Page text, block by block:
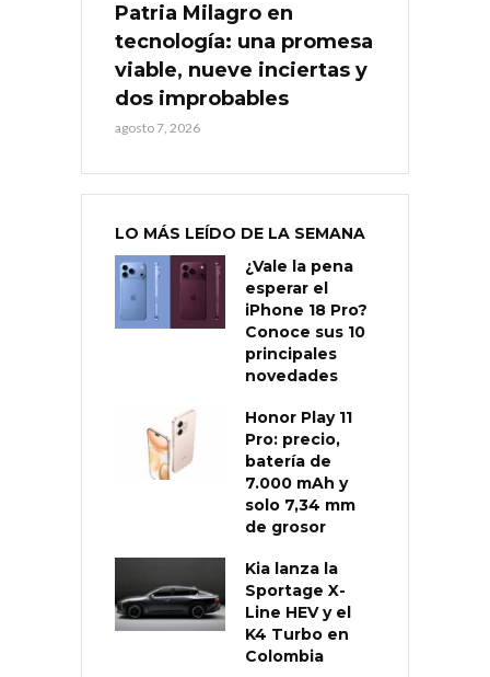
Patria Milagro en
tecnología: una promesa
viable, nueve inciertas y
dos improbables
agosto 7, 2026
LO MÁS LEÍDO DE LA SEMANA
¿Vale la pena
esperar el
iPhone 18 Pro?
Conoce sus 10
principales
novedades
Honor Play 11
Pro: precio,
batería de
7.000 mAh y
solo 7,34 mm
de grosor
Kia lanza la
Sportage X-
Line HEV y el
K4 Turbo en
Colombia